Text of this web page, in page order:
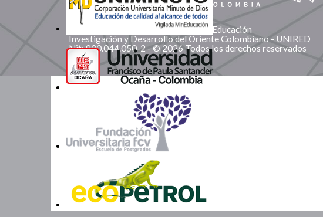
Corporación Red de Instituciones de Educación
Investigación y Desarrollo del Oriente Colombiano - UNIRED
Nit: 900.044.050-2 - © 2026 Todos los derechos reservados